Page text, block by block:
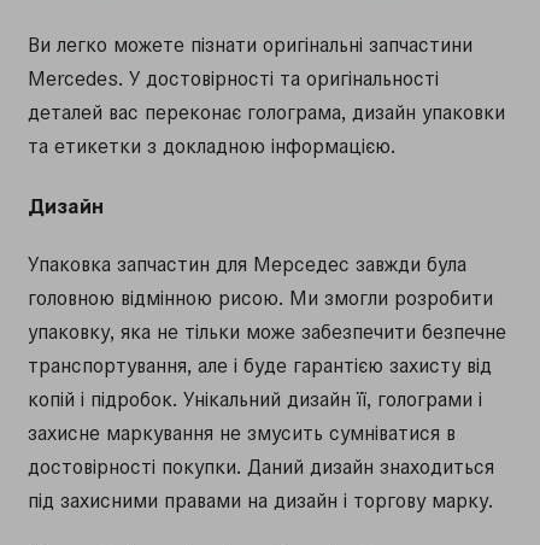
Ви легко можете пізнати оригінальні запчастини
Mercedes. У достовірності та оригінальності
деталей вас переконає голограма, дизайн упаковки
та етикетки з докладною інформацією.
Дизайн
Упаковка запчастин для Мерседес завжди була
головною відмінною рисою. Ми змогли розробити
упаковку, яка не тільки може забезпечити безпечне
транспортування, але і буде гарантією захисту від
копій і підробок. Унікальний дизайн її, голограми і
захисне маркування не змусить сумніватися в
достовірності покупки. Даний дизайн знаходиться
під захисними правами на дизайн і торгову марку.